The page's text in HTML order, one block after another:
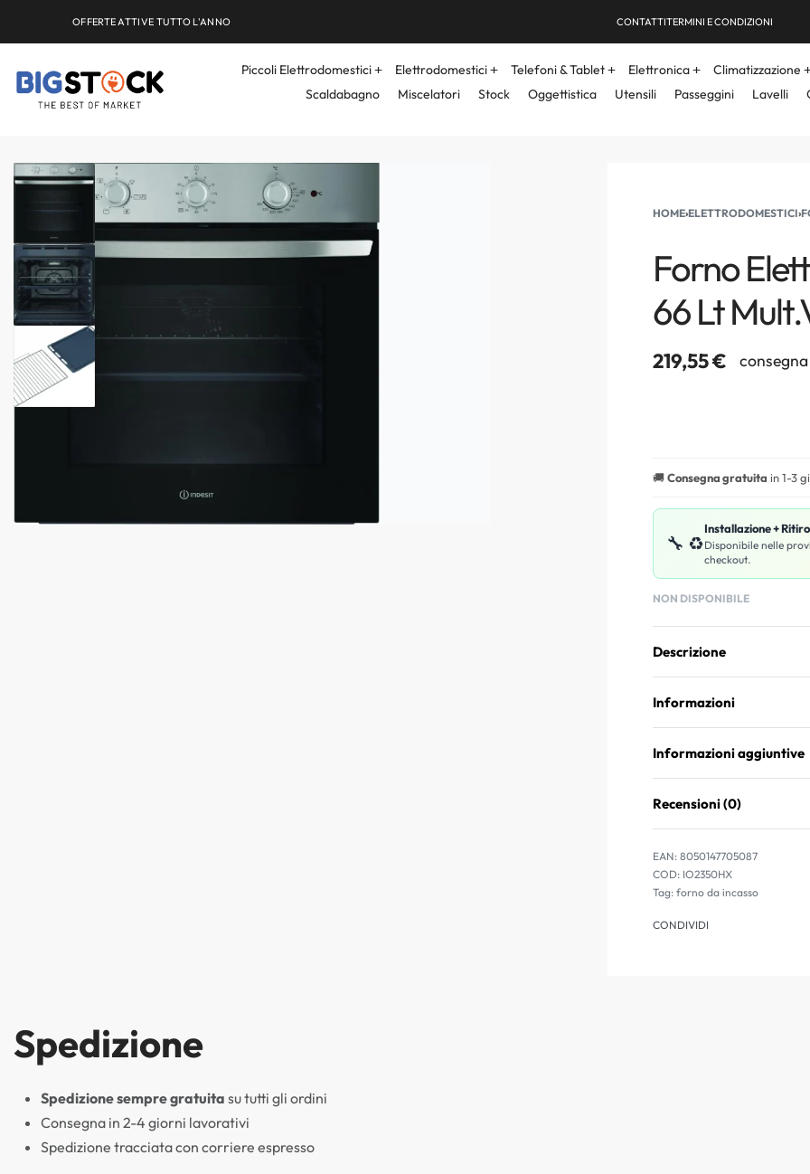
OFFERTE ATTIVE TUTTO L'ANNO CONTATTITERMINI E CONDIZIONI
Piccoli Elettrodomestici Elettrodomestici Telefoni & Tablet Elettronica Climatizzazione
Scaldabagno
Miscelatori Stock Oggettistica Utensili Passeggini Lavelli
HOME›ELETTRODOMESTICI›
Forno
66 Lt
219,55€
🚚Consegna gratuita in 1-3
🔧 ♻️
Installazione +
Disponibile nelle
checkout.
NON DISPONIBILE
Descrizione
Informazioni
Informazioni aggiuntive
Recensioni (0)
EAN: 8050147705087
IO2350HX
Tag: forno da incasso
CONDIVIDI
Spedizione
Spedizione sempre gratuita su tutti gli ordini
Consegna in 2-4 giorni lavorativi
Spedizione tracciata con corriere espresso